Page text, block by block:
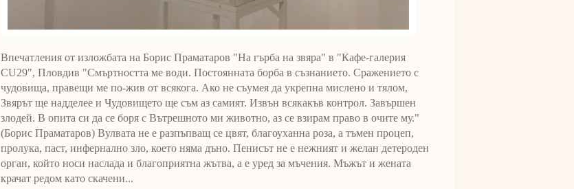
Впечатления от изложбата на Борис Праматаров "На гърба на звяра" в "Кафе-галерия
CU29", Пловдив "Смъртността ме води. Постоянната борба в съзнанието. Сражението с
чудовища, правещи ме по-жив от всякога. Ако не съумея да укрепна мислено и тялом,
Звярът ще надделее и Чудовището ще съм аз самият. Извън всякакъв контрол. Завършен
злодей. В опита си да се боря с Вътрешното ми животно, аз се взирам право в очите му."
(Борис Праматаров) Вулвата не е разпъпващ се цвят, благоуханна роза, а тъмен процеп,
пролука, паст, инфернално зло, което няма дъно. Пенисът не е нежният и желан детероден
орган, който носи наслада и благоприятна жътва, а е уред за мъчения. Мъжът и жената
крачат редом като скачени...